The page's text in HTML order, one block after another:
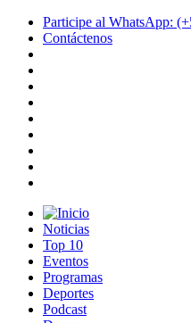
Participe al WhatsApp:
Contáctenos
Noticias
Top 10
Eventos
Programas
Deportes
Podcast